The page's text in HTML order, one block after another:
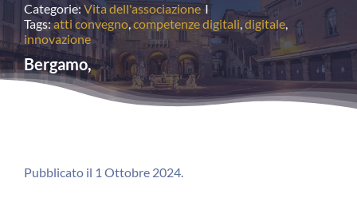
Concorsi
Pubblicazioni
Categorie:Vita dell'associazione I
Tags:atti convegno,competenze digitali,digitale,
innovazione
Bergamo,
Pubblicato il 1 Ottobre 2024.